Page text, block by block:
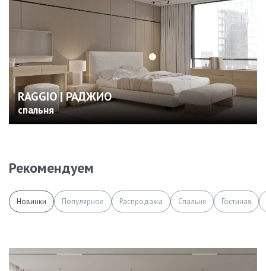
RAGGIO | РАДЖИО
спальня
Рекомендуем
Новинки Популярное Распродажа Спальня Гостиная